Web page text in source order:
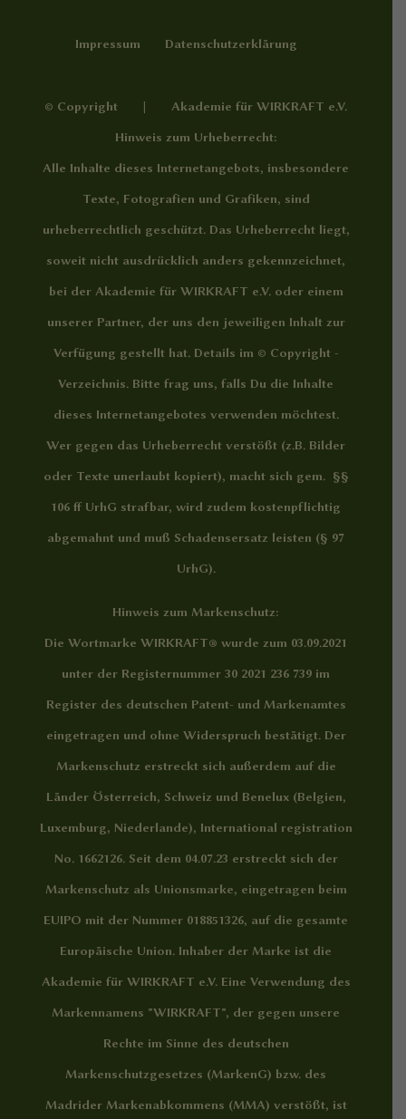
Impressum Datenschutzerklärung
© Copyright | Akademie für WIRKRAFT e.V.
Hinweis zum Urheberrecht:
Alle Inhalte dieses Internetangebots, insbesondere
Texte, Fotografien und Grafiken, sind
urheberrechtlich geschützt. Das Urheberrecht liegt,
soweit nicht ausdrücklich anders gekennzeichnet,
bei der Akademie für WIRKRAFT e.V. oder einem
unserer Partner, der uns den jeweiligen Inhalt zur
Verfügung gestellt hat. Details im © Copyright -
Verzeichnis. Bitte frag uns, falls Du die Inhalte
dieses Internetangebotes verwenden möchtest.
Wer gegen das Urheberrecht verstößt (z.B. Bilder
oder Texte unerlaubt kopiert), macht sich gem. §§
106 ff UrhG strafbar, wird zudem kostenpflichtig
abgemahnt und muß Schadensersatz leisten (§ 97
UrhG).
Hinweis zum Markenschutz:
Die Wortmarke WIRKRAFT® wurde zum 03.09.2021
unter der Registernummer 30 2021 236 739 im
Register des deutschen Patent- und Markenamtes
eingetragen und ohne Widerspruch bestätigt. Der
Markenschutz erstreckt sich außerdem auf die
Länder Österreich, Schweiz und Benelux (Belgien,
Luxemburg, Niederlande), International registration
No. 1662126. Seit dem 04.07.23 erstreckt sich der
Markenschutz als Unionsmarke, eingetragen beim
EUIPO mit der Nummer 018851326, auf die gesamte
Europäische Union. Inhaber der Marke ist die
Akademie für WIRKRAFT e.V. Eine Verwendung des
Markennamens "WIRKRAFT", der gegen unsere
Rechte im Sinne des deutschen
Markenschutzgesetzes (MarkenG) bzw. des
Madrider Markenabkommens (MMA) verstößt, ist